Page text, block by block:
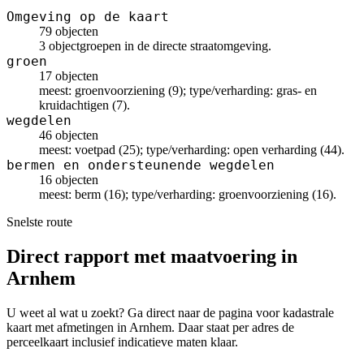
Omgeving op de kaart
79 objecten
3 objectgroepen in de directe straatomgeving.
groen
17 objecten
meest: groenvoorziening (9); type/verharding: gras- en
kruidachtigen (7).
wegdelen
46 objecten
meest: voetpad (25); type/verharding: open verharding (44).
bermen en ondersteunende wegdelen
16 objecten
meest: berm (16); type/verharding: groenvoorziening (16).
Snelste route
Direct rapport met maatvoering in
Arnhem
U weet al wat u zoekt? Ga direct naar de pagina voor kadastrale
kaart met afmetingen in Arnhem. Daar staat per adres de
perceelkaart inclusief indicatieve maten klaar.